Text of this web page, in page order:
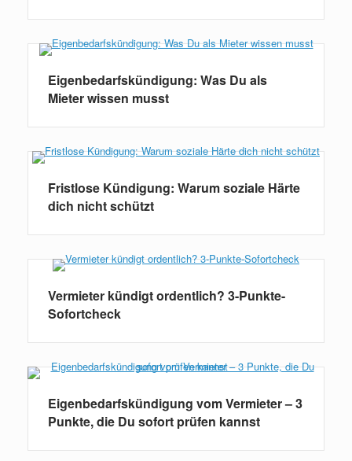
Eigenbedarfskündigung: Was Du als
Mieter wissen musst
Fristlose Kündigung: Warum soziale Härte
dich nicht schützt
Vermieter kündigt ordentlich? 3-Punkte-
Sofortcheck
Eigenbedarfskündigung vom Vermieter – 3
Punkte, die Du sofort prüfen kannst